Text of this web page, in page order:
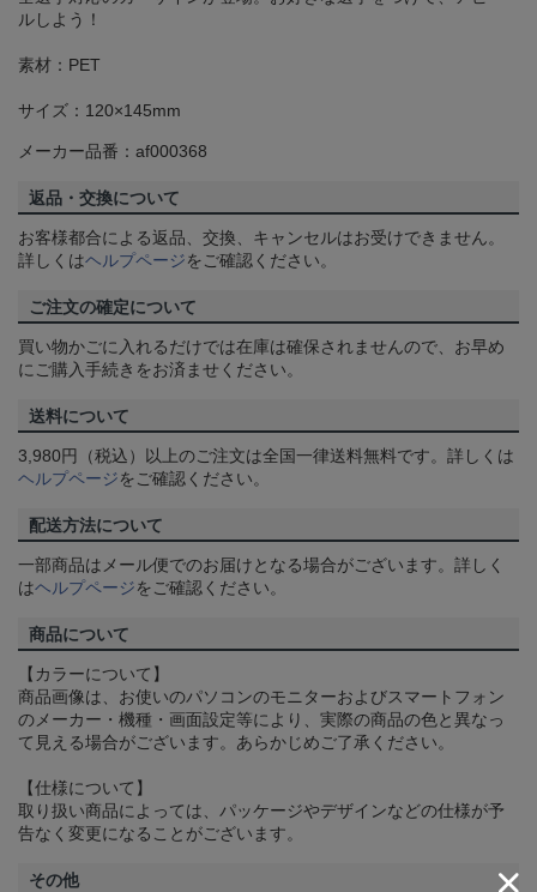
ルしよう！
素材：PET
サイズ：120×145mm
メーカー品番：af000368
返品・交換について
お客様都合による返品、交換、キャンセルはお受けできません。
詳しくはヘルプページをご確認ください。
ご注文の確定について
買い物かごに入れるだけでは在庫は確保されませんので、お早め
にご購入手続きをお済ませください。
送料について
3,980円（税込）以上のご注文は全国一律送料無料です。詳しくは
ヘルプページをご確認ください。
配送方法について
一部商品はメール便でのお届けとなる場合がございます。詳しく
はヘルプページをご確認ください。
商品について
【カラーについて】
商品画像は、お使いのパソコンのモニターおよびスマートフォン
のメーカー・機種・画面設定等により、実際の商品の色と異なっ
て見える場合がございます。あらかじめご了承ください。
【仕様について】
取り扱い商品によっては、パッケージやデザインなどの仕様が予
告なく変更になることがございます。
その他